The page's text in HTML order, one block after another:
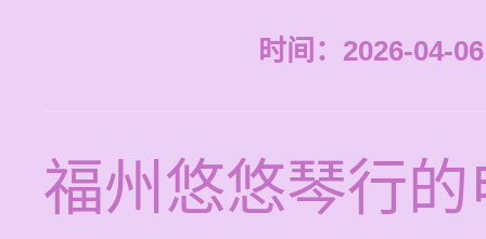
时间：2026-04-
福州悠悠琴行